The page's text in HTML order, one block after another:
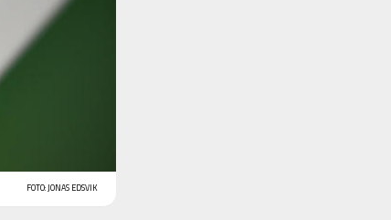
FOTO: JONAS EDSVIK